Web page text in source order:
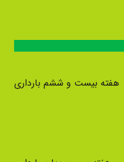
هفته بیست و ششم بارداری